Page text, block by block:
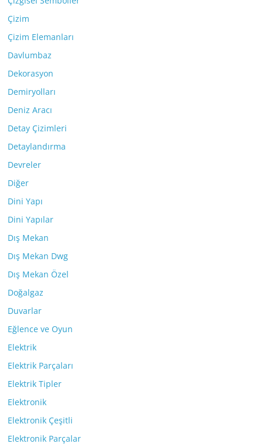
Çizim
Çizim Elemanları
Davlumbaz
Dekorasyon
Demiryolları
Deniz Aracı
Detay Çizimleri
Detaylandırma
Devreler
Diğer
Dini Yapı
Dini Yapılar
Dış Mekan
Dış Mekan Dwg
Dış Mekan Özel
Doğalgaz
Duvarlar
Eğlence ve Oyun
Elektrik
Elektrik Parçaları
Elektrik Tipler
Elektronik
Elektronik Çeşitli
Elektronik Parçalar